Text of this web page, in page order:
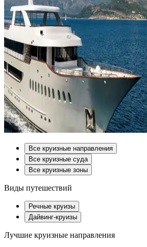
Все круизные направления
Все круизные суда
Все круизные зоны
Виды путешествий
Речные круизы
Дайвинг-круизы
Лучшие круизные направления